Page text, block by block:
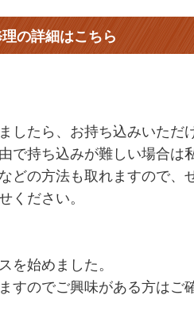
の詳細はこちら
したら、お持ち込みいただ
で持ち込みが難しい場合は
どの方法も取れますので、
ください。
を始めました。
すのでご興味がある方はご